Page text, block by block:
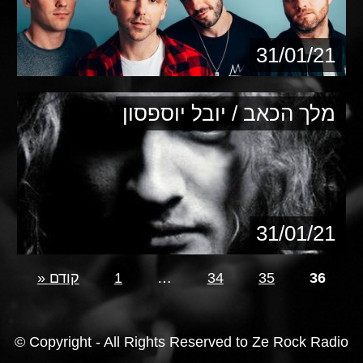
31/01/21
מלך הכאב / יובל יוספסון
31/01/21
» קודם 1 … 34 35 36
© Copyright - All Rights Reserved to Ze Rock Radio